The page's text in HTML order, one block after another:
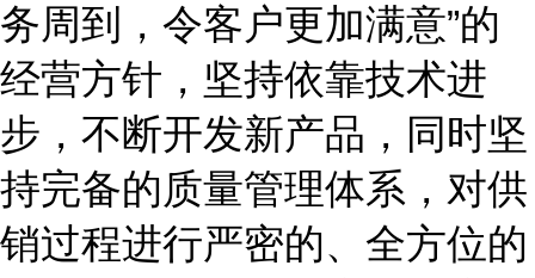
务周到，令客户更加满意”的
经营方针，坚持依靠技术进
步，不断开发新产品，同时坚
持完备的质量管理体系，对供
销过程进行严密的、全方位的